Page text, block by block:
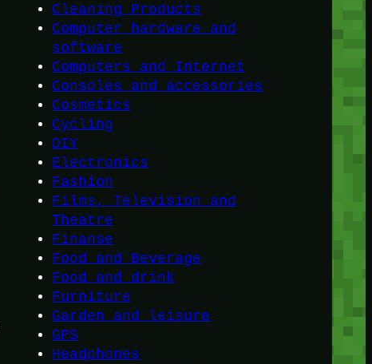
Cleaning Products
Computer hardware and
software
Computers and Internet
Consoles and accessories
Cosmetics
Cycling
DIY
Electronics
Fashion
Films, Television and
Theatre
Finanse
Food and Beverage
Food and drink
Furniture
Garden and leisure
GPS
Headphones